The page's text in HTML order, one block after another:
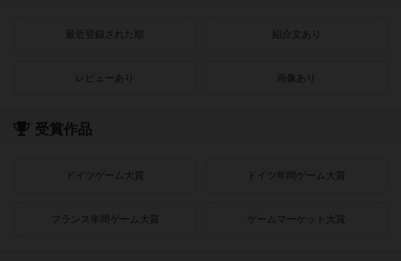
最近登録された順 紹介文あり
レビューあり 画像あり
受賞作品
ドイツゲーム大賞 ドイツ年間ゲーム大賞
フランス年間ゲーム大賞 ゲームマーケット大賞